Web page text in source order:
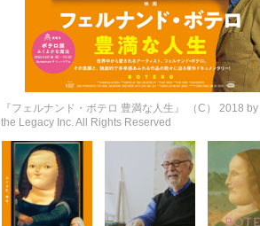
『フェルナンド・ボテロ 豊満な人生』 （C） 2018
the Legacy Inc. All Rights Reserved